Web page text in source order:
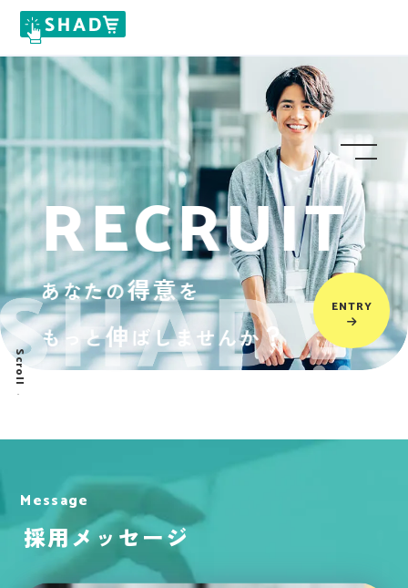
RECRUIT
あなたの得意を
もっと伸ばしませんか？ ENTRY
Scroll
Message
採用メッセージ